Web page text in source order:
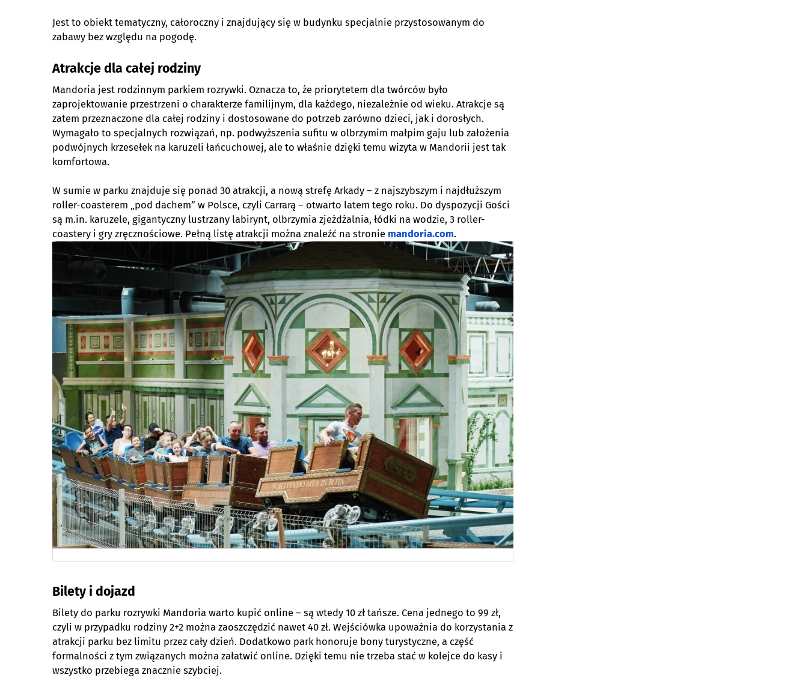
Jest to obiekt tematyczny, całoroczny i znajdujący się w budynku specjalnie przystosowanym do
zabawy bez względu na pogodę.
Atrakcje dla całej rodziny
Mandoria jest rodzinnym parkiem rozrywki. Oznacza to, że priorytetem dla twórców było
zaprojektowanie przestrzeni o charakterze familijnym, dla każdego, niezależnie od wieku. Atrakcje są
zatem przeznaczone dla całej rodziny i dostosowane do potrzeb zarówno dzieci, jak i dorosłych.
Wymagało to specjalnych rozwiązań, np. podwyższenia sufitu w olbrzymim małpim gaju lub założenia
podwójnych krzesełek na karuzeli łańcuchowej, ale to właśnie dzięki temu wizyta w Mandorii jest tak
komfortowa.
W sumie w parku znajduje się ponad 30 atrakcji, a nową strefę Arkady – z najszybszym i najdłuższym
roller-coasterem „pod dachem” w Polsce, czyli Carrarą – otwarto latem tego roku. Do dyspozycji Gości
są m.in. karuzele, gigantyczny lustrzany labirynt, olbrzymia zjeżdżalnia, łódki na wodzie, 3 roller-
coastery i gry zręcznościowe. Pełną listę atrakcji można znaleźć na stronie mandoria.com.
Bilety i dojazd
Bilety do parku rozrywki Mandoria warto kupić online – są wtedy 10 zł tańsze. Cena jednego to 99 zł,
czyli w przypadku rodziny 2+2 można zaoszczędzić nawet 40 zł. Wejściówka upoważnia do korzystania z
atrakcji parku bez limitu przez cały dzień. Dodatkowo park honoruje bony turystyczne, a część
formalności z tym związanych można załatwić online. Dzięki temu nie trzeba stać w kolejce do kasy i
wszystko przebiega znacznie szybciej.